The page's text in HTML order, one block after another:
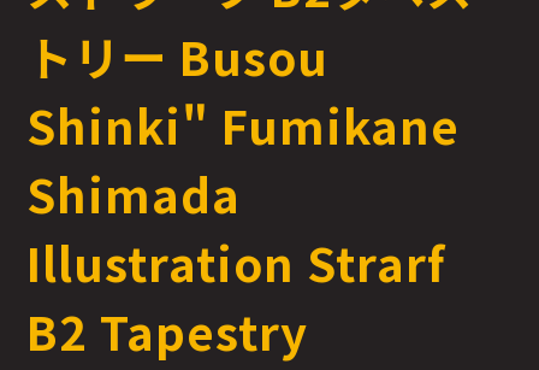
トリー Busou
Shinki" Fumikane
Shimada
Illustration Strarf
B2 Tapestry